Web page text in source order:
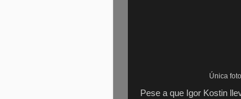
Única
Pese a que Igor Kostin